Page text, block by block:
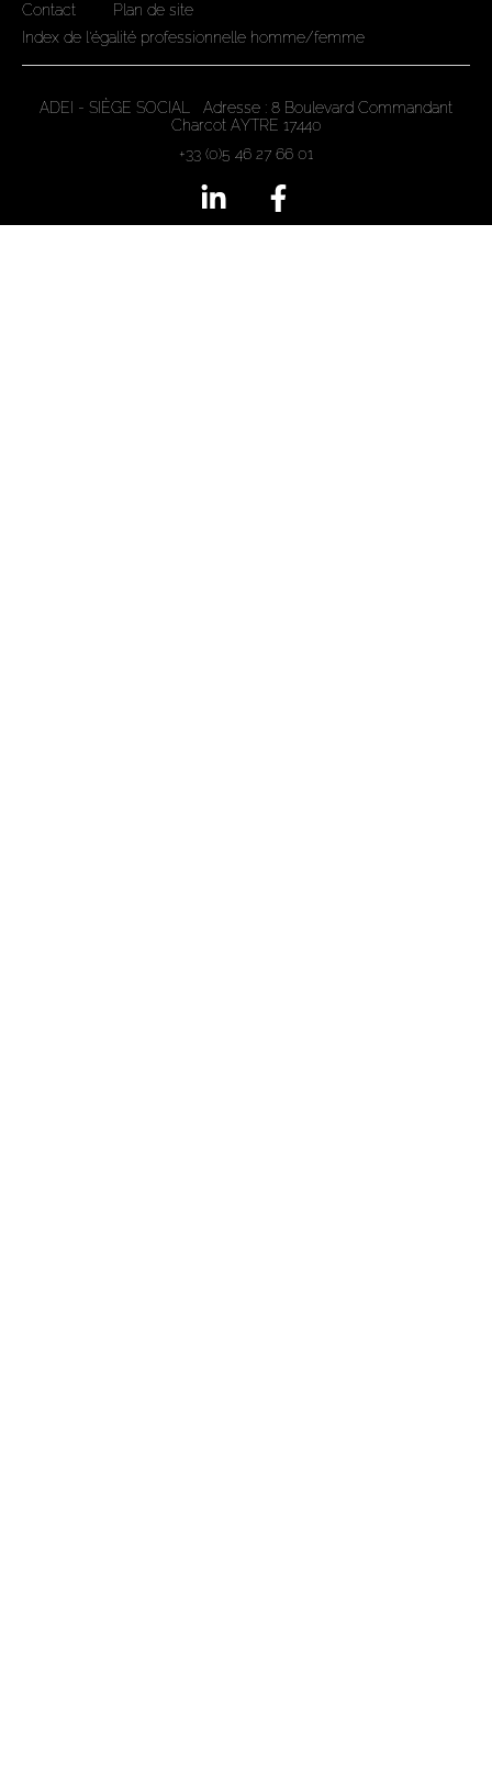
Contact
Plan de site
Index de l'égalité professionnelle homme/femme
ADEI - SIÈGE SOCIAL Adresse : 8 Boulevard Commandant
Charcot AYTRE 17440
+33 (0)5 46 27 66 01